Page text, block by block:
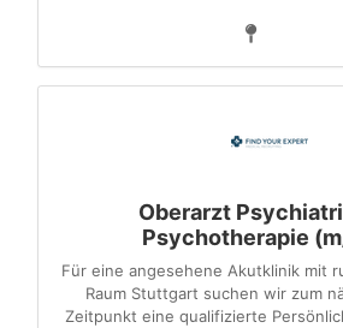
Oberarzt
Psychotherapie
Für eine angesehene Akutklinik mit
Raum Stuttgart suchen wir zum
Zeitpunkt eine qualifizierte